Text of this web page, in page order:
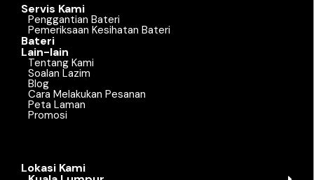
Servis Kami
Penggantian Bateri
Pemeriksaan Kesihatan Bateri
Bateri
Lain-lain
Tentang Kami
Soalan Lazim
Blog
Cara Melakukan Pesanan
Peta Laman
Promosi
Lokasi Kami